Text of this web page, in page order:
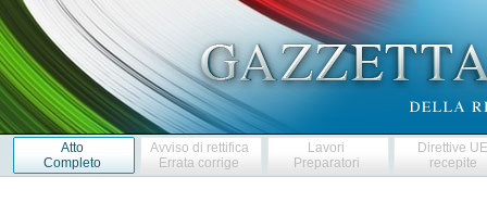
Atto
Completo
Avviso di rettifica
Errata corrige
Lavori
Preparatori
Direttive
recepite